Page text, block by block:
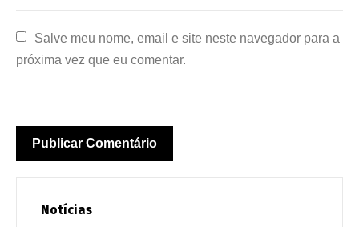
Salve meu nome, email e site neste navegador para a
próxima vez que eu comentar.
Notícias